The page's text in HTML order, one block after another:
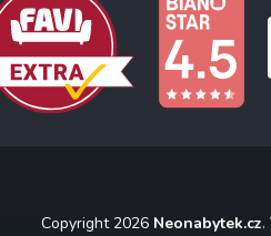
Copyright 2026 Neonabytek.cz.